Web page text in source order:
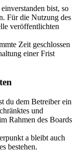
bist, so
Für die Nutzung des
veröffentlichten
Zeit geschlossen
einer Frist
du dem Betreiber ein
und
Rahmen des Boards
a bleibt auch
bestehen.